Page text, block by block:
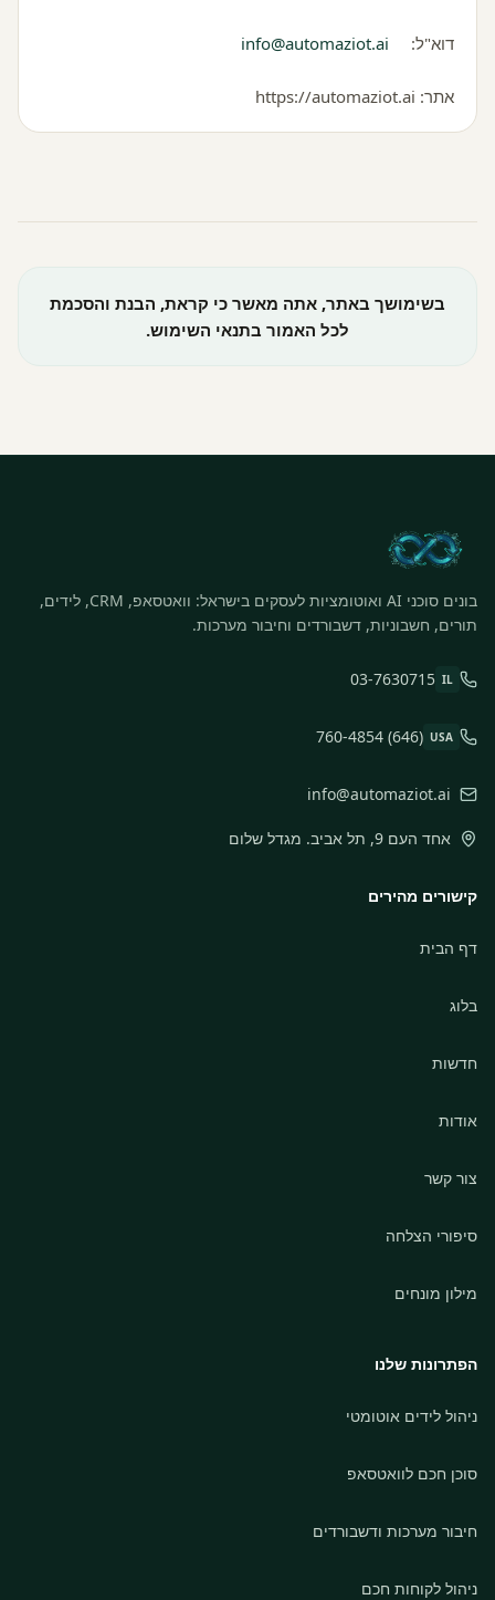
דוא"ל: info@automaziot.ai
אתר: https://automaziot.ai
בשימושך באתר, אתה מאשר כי קראת, הבנת והסכמת
לכל האמור בתנאי השימוש.
בונים סוכני AI ואוטומציות לעסקים בישראל: וואטסאפ, CRM, לידים,
תורים, חשבוניות, דשבורדים וחיבור מערכות.
IL
03-7630715
USA
(646) 760-4854
info@automaziot.ai
אחד העם 9, תל אביב. מגדל שלום
קישורים מהירים
דף הבית
בלוג
חדשות
אודות
צור קשר
סיפורי הצלחה
מילון מונחים
הפתרונות שלנו
ניהול לידים אוטומטי
סוכן חכם לוואטסאפ
חיבור מערכות ודשבורדים
ניהול לקוחות חכם